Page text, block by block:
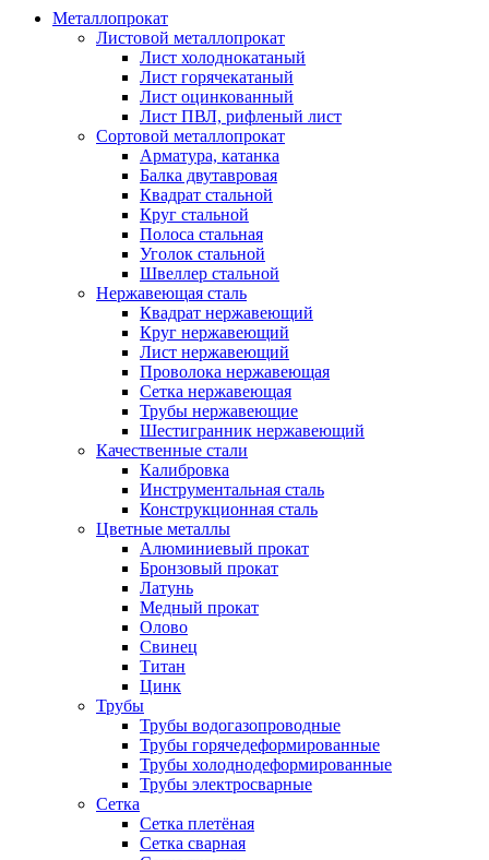
Металлопрокат
Листовой металлопрокат
Лист холоднокатаный
Лист горячекатаный
Лист оцинкованный
Лист ПВЛ, рифленый лист
Сортовой металлопрокат
Арматура, катанка
Балка двутавровая
Квадрат стальной
Круг стальной
Полоса стальная
Уголок стальной
Швеллер стальной
Нержавеющая сталь
Квадрат нержавеющий
Круг нержавеющий
Лист нержавеющий
Проволока нержавеющая
Сетка нержавеющая
Трубы нержавеющие
Шестигранник нержавеющий
Качественные стали
Калибровка
Инструментальная сталь
Конструкционная сталь
Цветные металлы
Алюминиевый прокат
Бронзовый прокат
Латунь
Медный прокат
Олово
Свинец
Титан
Цинк
Трубы
Трубы водогазопроводные
Трубы горячедеформированные
Трубы холоднодеформированные
Трубы электросварные
Сетка
Сетка плетёная
Сетка сварная